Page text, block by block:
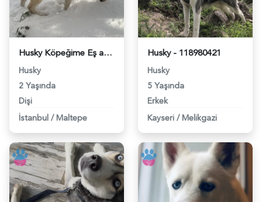
Husky Köpeğime Eş arıyorum - 118980889
Husky
2 Yaşında
Dişi
İstanbul / Maltepe
Husky - 118980421
Husky
5 Yaşında
Erkek
Kayseri / Melikgazi